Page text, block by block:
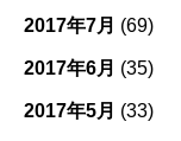
2017年7月 (69)
2017年6月 (35)
2017年5月 (33)